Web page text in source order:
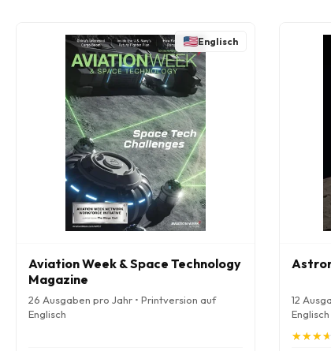
Englisch
Aviation Week & Space Technology
Magazine
26 Ausgaben pro Jahr • Printversion auf
Englisch
12
Englisch
★
★★
★★
★★
★